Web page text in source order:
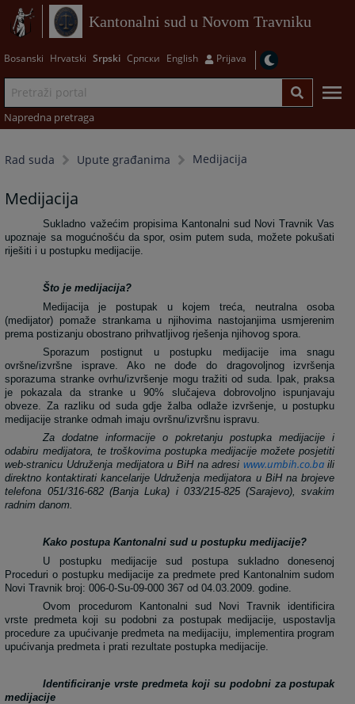
Kantonalni sud u Novom Travniku
Bosanski Hrvatski Srpski Српски English Prijava
Napredna pretraga
Rad suda Upute građanima Medijacija
Medijacija
Sukladno važećim propisima Kantonalni sud Novi Travnik Vas
upoznaje sa mogućnošću da spor, osim putem suda, možete pokušati
riješiti i u postupku medijacije.
Što je medijacija?
Medijacija je postupak u kojem treća, neutralna osoba
(medijator) pomaže strankama u njihovima nastojanjima usmjerenim
prema postizanju obostrano prihvatljivog rješenja njihovog spora.
Sporazum postignut u postupku medijacije ima snagu
ovršne/izvršne isprave. Ako ne dođe do dragovoljnog izvršenja
sporazuma stranke ovrhu/izvršenje mogu tražiti od suda. Ipak, praksa
je pokazala da stranke u 90% slučajeva dobrovoljno ispunjavaju
obveze. Za razliku od suda gdje žalba odlaže izvršenje, u postupku
medijacije stranke odmah imaju ovršnu/izvršnu ispravu.
Za dodatne informacije o pokretanju postupka medijacije i
odabiru medijatora, te troškovima postupka medijacije možete posjetiti
web-stranicu Udruženja medijatora u BiH na adresi www.umbih.co.baili
direktno kontaktirati kancelarije Udruženja medijatora u BiH na brojeve
telefona 051/316-682 (Banja Luka) i 033/215-825 (Sarajevo), svakim
radnim danom.
Kako postupa Kantonalni sud u postupku medijacije?
U postupku medijacije sud postupa sukladno donesenoj
Proceduri o postupku medijacije za predmete pred Kantonalnim sudom
Novi Travnik broj: 006-0-Su-09-000 367od 04.03.2009.godine
Ovom
procedurom Kantonalni sud Novi Travnik
identificira
vrste predmeta koji su podobni za postupak medijacije
uspostavlja
procedure za upućivanje predmeta na medijaciju implementira program
upućivanja predmeta i prati rezultate postupka medijacije
Identificiranje vrste predmeta koji su podobni za postupak
medijacije